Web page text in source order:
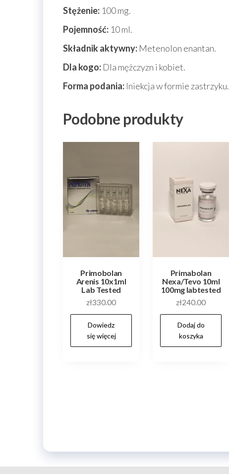
Stężenie: 100 mg.
Pojemność: 10 ml.
Składnik aktywny: Metenolon enantan.
Dla kogo: Dla mężczyzn i kobiet.
Forma podania: Iniekcja w formie zastrzyku.
Podobne produkty
Primobolan
Arenis 10x1ml
Lab Tested
zł330.00
Dowiedz
się więcej
Primabolan
Nexa/Tevo 10ml
100mg labtested
zł240.00
Dodaj do
koszyka